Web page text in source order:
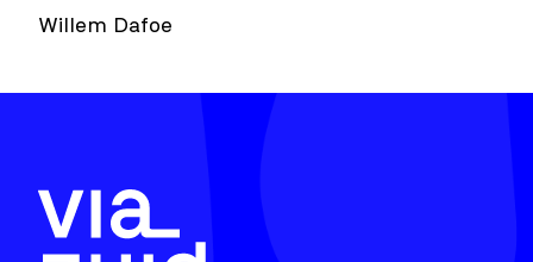
Willem Dafoe